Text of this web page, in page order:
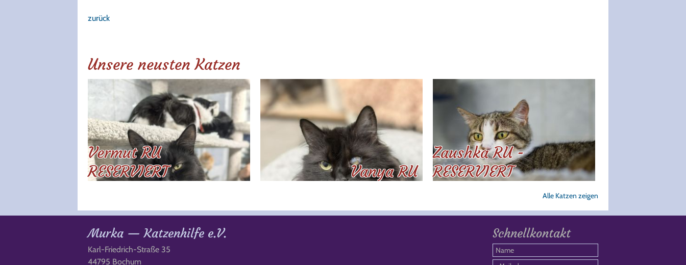
zurück
Unsere neusten Katzen
Vermut RU
RESERVIERT
Vanya RU
Zaushka RU -
RESERVIERT
Alle Katzen zeigen
Schnellkontakt
Murka — Katzenhilfe e.V.
Karl-Friedrich-Straße 35
44795 Bochum